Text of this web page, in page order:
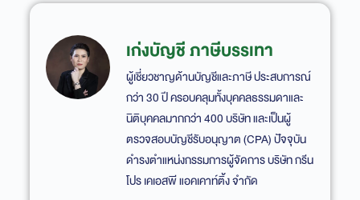
เก่งบัญชี ภาษีบรรเทา
ผู้เชี่ยวชาญด้านบัญชีและภาษี ประสบการณ์
กว่า 30 ปี ครอบคลุมทั้งบุคคลธรรมดาและ
นิติบุคคลมากกว่า 400 บริษัท และเป็นผู้
ตรวจสอบบัญชีรับอนุญาต (CPA) ปัจจุบัน
ดำรงตำแหน่งกรรมการผู้จัดการ บริษัท กรีน
โปร เคเอสพี แอคเคาท์ติ้ง จำกัด